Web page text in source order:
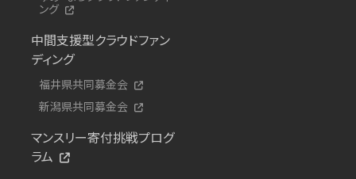
ング
中間支援型クラウドファン
ディング
福井県共同募金会
新潟県共同募金会
マンスリー寄付挑戦プログ
ラム